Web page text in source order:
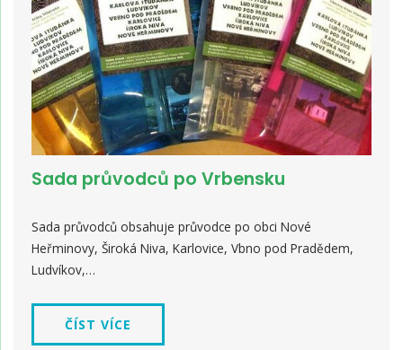
Sada průvodců po Vrbensku
Sada průvodců obsahuje průvodce po obci Nové
Heřminovy, Široká Niva, Karlovice, Vbno pod Pradědem,
Ludvíkov,…
ČÍST VÍCE